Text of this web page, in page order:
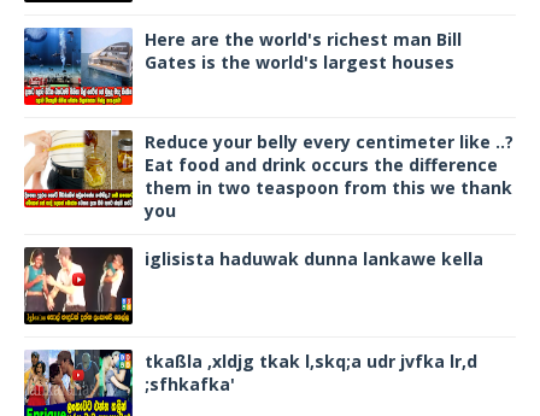
Here are the world's richest man Bill
Gates is the world's largest houses
Reduce your belly every centimeter like ..?
Eat food and drink occurs the difference
them in two teaspoon from this we thank
you
iglisista haduwak dunna lankawe kella
tkaßla ,xldjg tkak l,skq;a udr jvfka lr,d
;sfhkafka'